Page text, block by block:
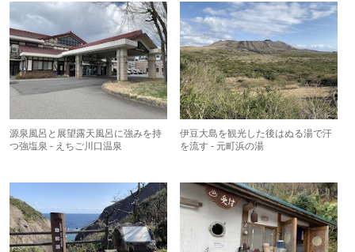
源泉風呂と展望露天風呂に強みを持
つ強塩泉 - えちご川口温泉
伊豆大島を観光した後はぬる湯で汗
を流す - 元町浜の湯